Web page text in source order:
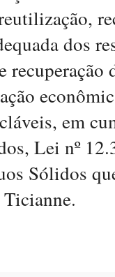
dos
em
Lei nº
Sólidos